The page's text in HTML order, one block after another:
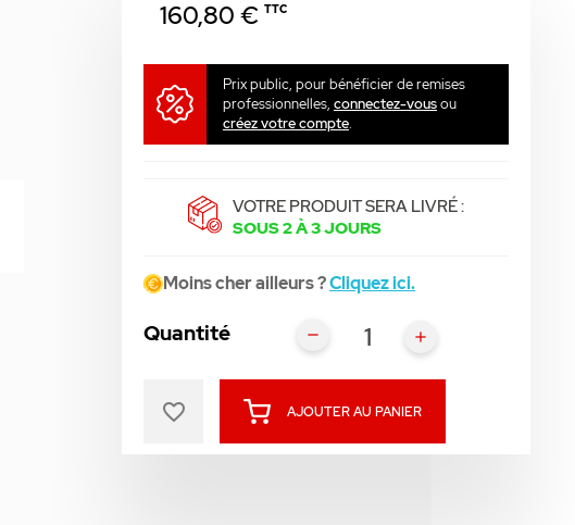
160,80 € TTC
Prix public, pour bénéficier de remises
professionnelles, connectez-vousou
créez votre compte.
VOTRE PRODUIT SERA LIVRÉ :
SOUS 2 À 3 JOURS
Moins cher ailleurs ?Cliquez ici.
Quantité
AJOUTER AU PANIER
favorite_border